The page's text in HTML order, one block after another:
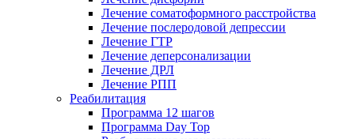
Лечение соматоформного расстройства
Лечение послеродовой депрессии
Лечение ГТР
Лечение деперсонализации
Лечение ДРЛ
Лечение РПП
Реабилитация
Программа 12 шагов
Программа Day Top